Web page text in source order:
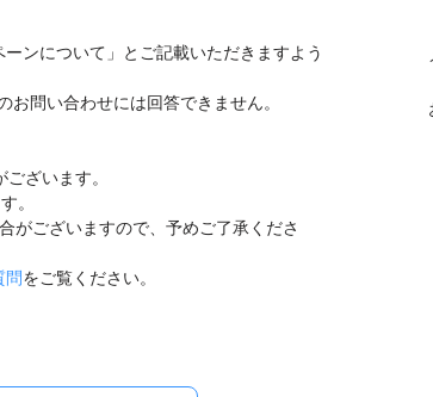
ンについて」とご記載いただきますよう
問い合わせには回答できません。
ざいます。
。
がございますので、予めご了承くださ
問をご覧ください。